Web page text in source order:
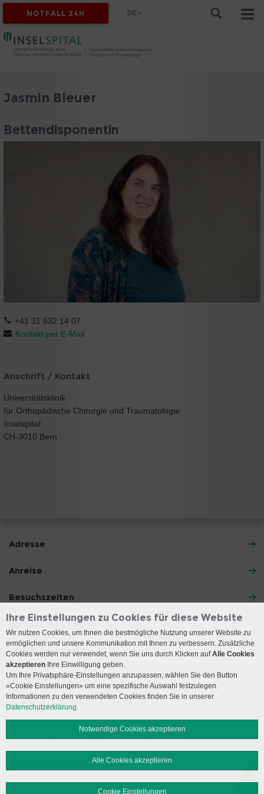
NOTFALL 24H DE
Jasmin Bleuer
Bettendisponentin
+41 31 632 14 07
Kontakt per E-Mail
Anschrift / Kontakt
Universitätsklinik
für Orthopädische Chirurgie und Traumatologie
Inselspital
CH-3010 Bern
Adresse
Anreise
Besuchszeiten
Kontakt via Telefon
Kontakt via Telefon
Telefonzeiten
Social Media
Impressum Disclaimer Datenschutz Sitemap
Ihre Einstellungen zu Cookies für diese Website
Wir nutzen Cookies, um Ihnen die bestmögliche Nutzung unserer Website zu
ermöglichen und unsere Kommunikation mit Ihnen zu verbessern. Zusätzliche
Cookies werden nur verwendet, wenn Sie uns durch Klicken aufAlle Cookies
akzeptieren Ihre Einwilligung geben.
Um Ihre Privatsphäre-Einstellungen anzupassen, wählen Sie den Button
«Cookie Einstellungen» um eine spezifische Auswahl festzulegen.
Informationen zu den verwendeten Cookies finden Sie in unserer
Datenschutzerklärung.
Notwendige Cookies akzeptieren
Alle Cookies akzeptieren
Cookie Einstellungen